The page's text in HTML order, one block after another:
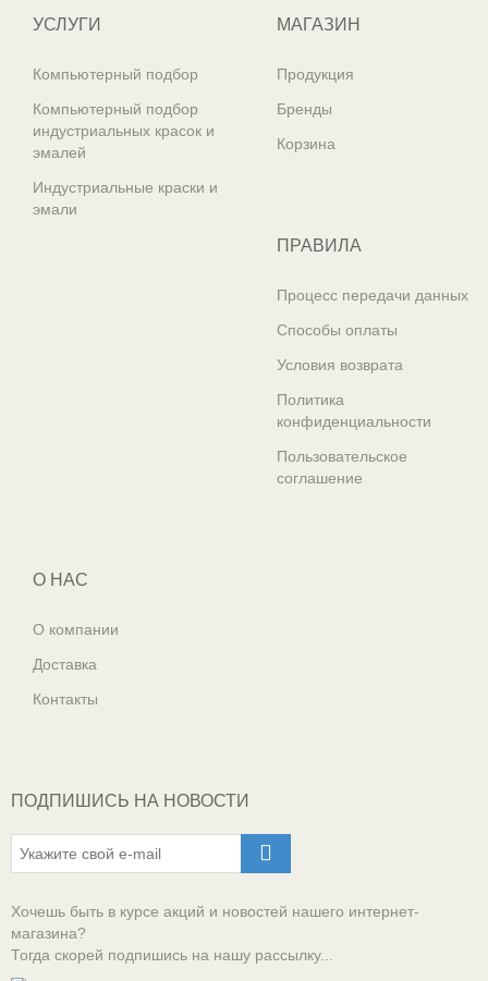
УСЛУГИ
Компьютерный подбор
Компьютерный подбор
индустриальных красок и
эмалей
Индустриальные краски и
эмали
МАГАЗИН
Продукция
Бренды
Корзина
ПРАВИЛА
Процесс передачи данных
Способы оплаты
Условия возврата
Политика
конфиденциальности
Пользовательское
соглашение
О НАС
О компании
Доставка
Контакты
ПОДПИШИСЬ НА НОВОСТИ
Хочешь быть в курсе акций и новостей нашего интернет-
магазина?
Тогда скорей подпишись на нашу рассылку...